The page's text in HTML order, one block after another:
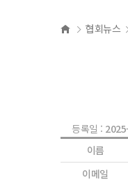
협회뉴스
등록일 :
이름
이메일